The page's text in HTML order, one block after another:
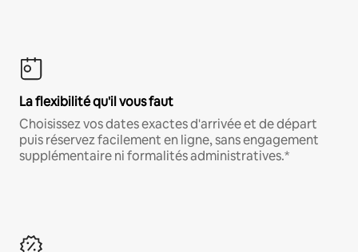
La flexibilité qu'il vous faut
Choisissez vos dates exactes d'arrivée et de départ
puis réservez facilement en ligne, sans engagement
supplémentaire ni formalités administratives.*